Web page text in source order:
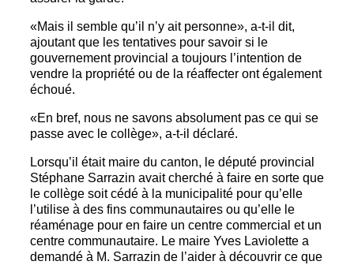
«Mais il semble qu’il n’y ait personne», a-t-il dit,
ajoutant que les tentatives pour savoir si le
gouvernement provincial a toujours l’intention de
vendre la propriété ou de la réaffecter ont également
échoué.
«En bref, nous ne savons absolument pas ce qui se
passe avec le collège», a-t-il déclaré.
Lorsqu’il était maire du canton, le député provincial
Stéphane Sarrazin avait cherché à faire en sorte que
le collège soit cédé à la municipalité pour qu’elle
l’utilise à des fins communautaires ou qu’elle le
réaménage pour en faire un centre commercial et un
centre communautaire. Le maire Yves Laviolette a
demandé à M. Sarrazin de l’aider à découvrir ce que